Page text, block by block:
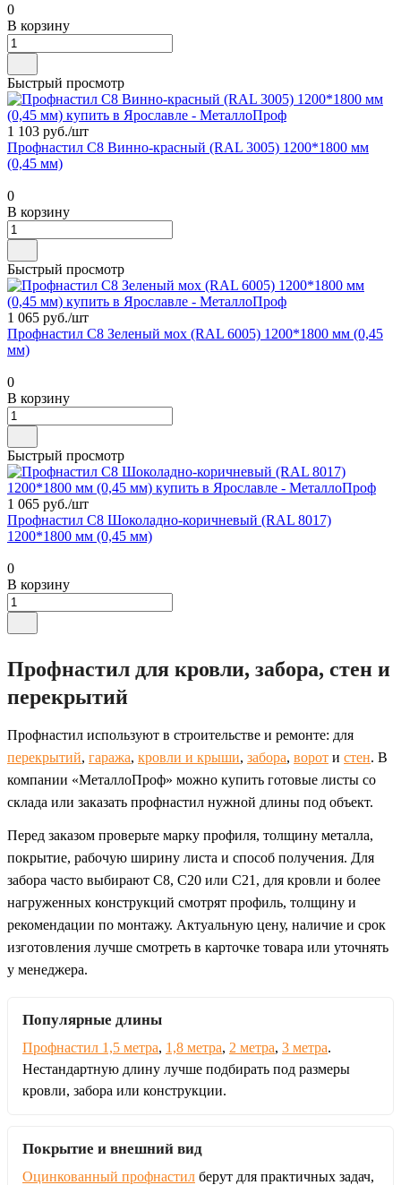
0
В корзину
Быстрый просмотр
1 103 руб./шт
Профнастил С8 Винно-красный (RAL 3005) 1200*1800 мм
(0,45 мм)
0
В корзину
Быстрый просмотр
1 065 руб./шт
Профнастил С8 Зеленый мох (RAL 6005) 1200*1800 мм (0,45
мм)
0
В корзину
Быстрый просмотр
1 065 руб./шт
Профнастил С8 Шоколадно-коричневый (RAL 8017)
1200*1800 мм (0,45 мм)
0
В корзину
Профнастил для кровли, забора, стен и
перекрытий
Профнастил используют в строительстве и ремонте: для
перекрытий, гаража, кровли и крыши, забора, ворот и стен. В
компании «МеталлоПроф» можно купить готовые листы со
склада или заказать профнастил нужной длины под объект.
Перед заказом проверьте марку профиля, толщину металла,
покрытие, рабочую ширину листа и способ получения. Для
забора часто выбирают С8, С20 или С21, для кровли и более
нагруженных конструкций смотрят профиль, толщину и
рекомендации по монтажу. Актуальную цену, наличие и срок
изготовления лучше смотреть в карточке товара или уточнять
у менеджера.
Популярные длины
Профнастил 1,5 метра, 1,8 метра, 2 метра, 3 метра.
Нестандартную длину лучше подбирать под размеры
кровли, забора или конструкции.
Покрытие и внешний вид
Оцинкованный профнастил берут для практичных задач,